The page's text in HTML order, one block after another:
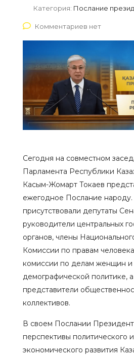
Категория: Послание
Комментариев нет
Сегодня на совместном
Парламента Республики
Касым-Жомарт Токаев
ежегодное Послание
присутствовали депутаты
руководители центральных
органов, члены
Комиссии по правам
комиссии по делам женщин
демографической политике,
представители
коллективов.
В своем Послании
перспективы политического
экономического развития